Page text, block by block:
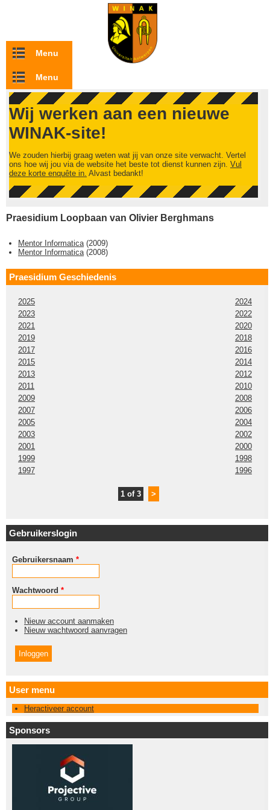
Overslaan en naar de inhoud gaan
Menu
Menu
Wij werken aan een nieuwe
WINAK-site!
We zouden hierbij graag weten wat jij van onze site verwacht. Vertel
ons hoe wij jou via de website het beste tot dienst kunnen zijn. Vul
deze korte enquête in. Alvast bedankt!
Praesidium Loopbaan van Olivier Berghmans
Mentor Informatica(2009)
Mentor Informatica(2008)
Praesidium Geschiedenis
2025
2024
2023
2022
2021
2020
2019
2018
2017
2016
2015
2014
2013
2012
2011
2010
2009
2008
2007
2006
2005
2004
2003
2002
2001
2000
1999
1998
1997
1996
1 of 3 >
Gebruikerslogin
Gebruikersnaam *
Wachtwoord *
Nieuw account aanmaken
Nieuw wachtwoord aanvragen
User menu
Heractiveer account
Sponsors